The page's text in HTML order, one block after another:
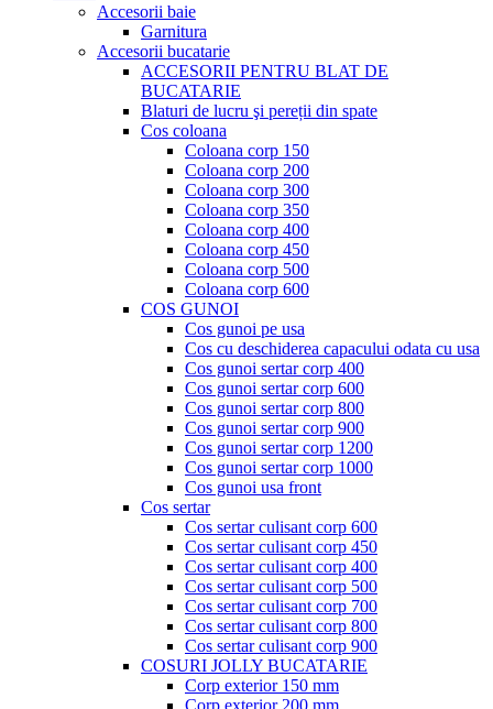
Accesorii baie
Garnitura
Accesorii bucatarie
ACCESORII PENTRU BLAT DE
BUCATARIE
Blaturi de lucru şi pereții din spate
Cos coloana
Coloana corp 150
Coloana corp 200
Coloana corp 300
Coloana corp 350
Coloana corp 400
Coloana corp 450
Coloana corp 500
Coloana corp 600
COS GUNOI
Cos gunoi pe usa
Cos cu deschiderea capacului odata cu usa
Cos gunoi sertar corp 400
Cos gunoi sertar corp 600
Cos gunoi sertar corp 800
Cos gunoi sertar corp 900
Cos gunoi sertar corp 1200
Cos gunoi sertar corp 1000
Cos gunoi usa front
Cos sertar
Cos sertar culisant corp 600
Cos sertar culisant corp 450
Cos sertar culisant corp 400
Cos sertar culisant corp 500
Cos sertar culisant corp 700
Cos sertar culisant corp 800
Cos sertar culisant corp 900
COSURI JOLLY BUCATARIE
Corp exterior 150 mm
Corp exterior 200 mm